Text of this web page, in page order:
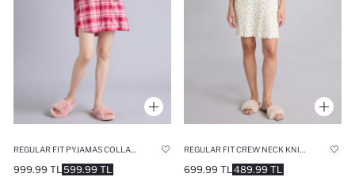
599.99 TL
999.99 TL 489.99 TL
699.99 TL